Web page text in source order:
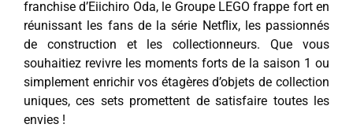
franchise d’Eiichiro Oda, le Groupe LEGO frappe fort en
réunissant les fans de la série Netflix, les passionnés
de construction et les collectionneurs. Que vous
souhaitiez revivre les moments forts de la saison 1 ou
simplement enrichir vos étagères d’objets de collection
uniques, ces sets promettent de satisfaire toutes les
envies !